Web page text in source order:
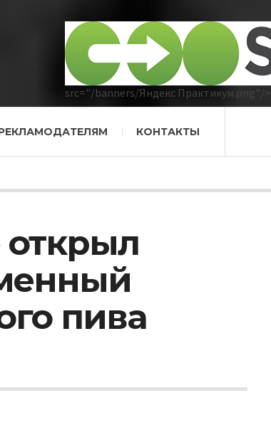
src="/banners/Яндекс Практикум.png"/>
КОНТАКТЫ
открыл
пива